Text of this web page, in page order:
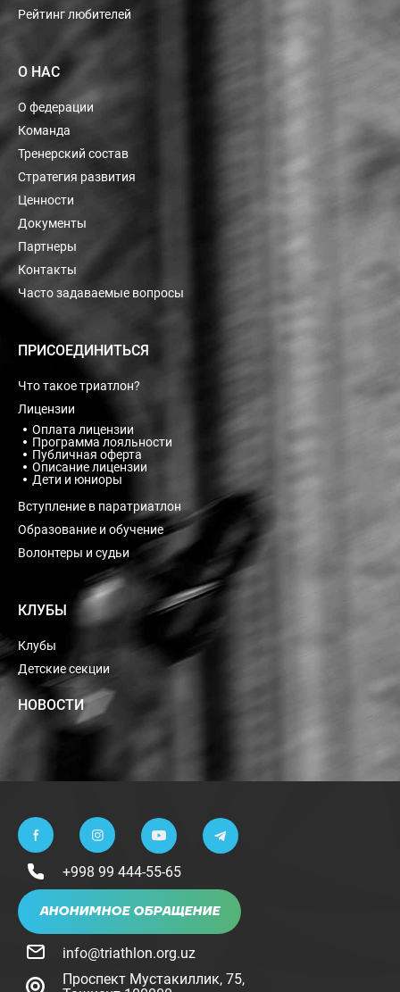
Рейтинг любителей
О НАС
О федерации
Команда
Тренерский состав
Стратегия развития
Ценности
Документы
Партнеры
Контакты
Часто задаваемые вопросы
ПРИСОЕДИНИТЬСЯ
Что такое триатлон?
Лицензии
Оплата лицензии
Программа лояльности
Публичная оферта
Описание лицензии
Дети и юниоры
Вступление в паратриатлон
Образование и обучение
Волонтеры и судьи
КЛУБЫ
Клубы
Детские секции
НОВОСТИ
+998 99 444-55-65
АНОНИМНОЕ ОБРАЩЕНИЕ
info@triathlon.org.uz
Проспект Мустакиллик, 75,